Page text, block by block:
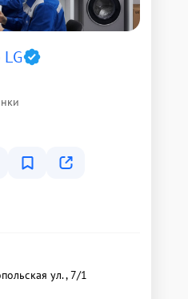
ул., 7/1